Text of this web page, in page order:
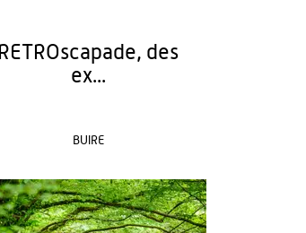
RETROscapade, des
ex...
BUIRE